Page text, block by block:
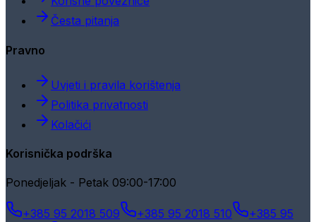
Česta pitanja
Pravno
Uvjeti i pravila korištenja
Politika privatnosti
Kolačići
Korisnička podrška
Ponedjeljak - Petak 09:00-17:00
+385 95 2018 509 +385 95 2018 510
+385 95